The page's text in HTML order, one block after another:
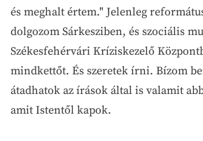
és meghalt értem." Jelenleg
dolgozom Sárkesziben, és szociális
Székesfehérvári Kríziskezelő
mindkettőt. És szeretek írni. Bízom
átadhatok az írások által is valamit
amit Istentől kapok.